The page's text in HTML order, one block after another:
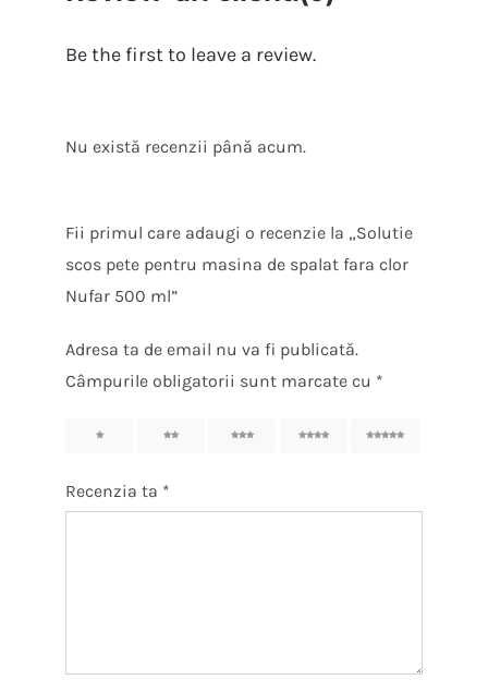
Be the first to leave a review.
Nu există recenzii până acum.
Fii primul care adaugi o recenzie la „Solutie
scos pete pentru masina de spalat fara clor
Nufar 500 ml”
Adresa ta de email nu va fi publicată.
Câmpurile obligatorii sunt marcate cu *
4 5
Recenzia ta *